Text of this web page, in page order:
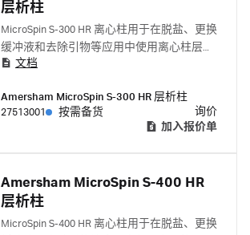
层析柱
MicroSpin S-300 HR 离心柱用于在脱盐、更换
缓冲液和去除引物等应用中使用离心柱层析
法从未结合的引物 (<20 mer) 和核苷酸中纯
文档
Amersham MicroSpin S-300 HR 层析柱
27513001
按需备货
询价
加入报价单
Amersham MicroSpin S-400 HR
层析柱
MicroSpin S-400 HR 离心柱用于在脱盐、更换